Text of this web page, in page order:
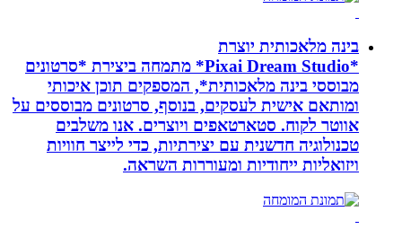
בינה מלאכותית יוצרת
*Pixai Dream Studio* מתמחה ביצירת *סרטונים
מבוססי בינה מלאכותית*, המספקים תוכן איכותי
ומותאם אישית לעסקים, בנוסף, סרטונים מבוססים על
אווטר לקוח. סטארטאפים ויוצרים. אנו משלבים
טכנולוגיה חדשנית עם יצירתיות, כדי לייצר חוויות
ויזואליות ייחודיות ומעוררות השראה.